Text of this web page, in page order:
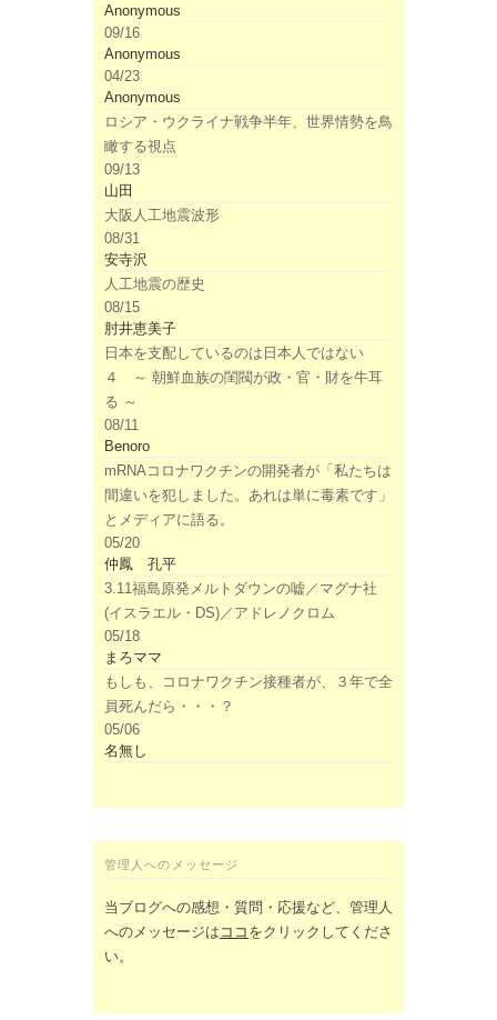
Anonymous
09/16
Anonymous
04/23
Anonymous
ロシア・ウクライナ戦争半年、世界情勢を鳥
瞰する視点
09/13
山田
大阪人工地震波形
08/31
安寺沢
人工地震の歴史
08/15
肘井恵美子
日本を支配しているのは日本人ではない
４ ～ 朝鮮血族の閨閥が政・官・財を牛耳
る ～
08/11
Benoro
mRNAコロナワクチンの開発者が「私たちは
間違いを犯しました。あれは単に毒素です」
とメディアに語る。
05/20
仲鳳 孔平
3.11福島原発メルトダウンの嘘／マグナ社
(イスラエル・DS)／アドレノクロム
05/18
まろママ
もしも、コロナワクチン接種者が、３年で全
員死んだら・・・？
05/06
名無し
管理人へのメッセージ
当ブログへの感想・質問・応援など、管理人
へのメッセージは ココ をクリックしてくださ
い。